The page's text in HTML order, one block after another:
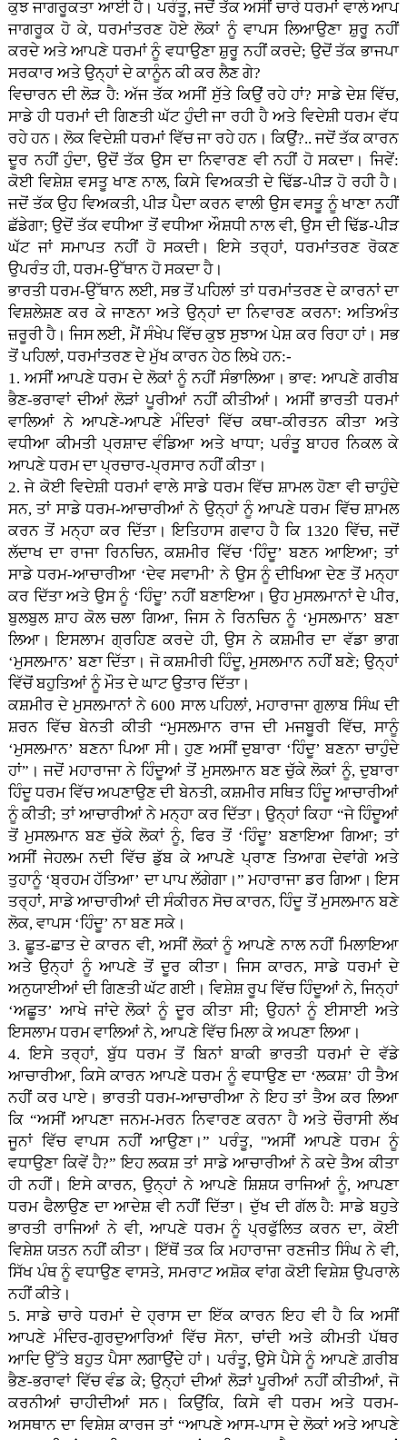
ਕੁਝ ਜਾਗਰੂਕਤਾ ਆਈ ਹੈ। ਪਰੰਤੂ, ਜਦੋਂ ਤੱਕ ਅਸੀਂ ਚਾਰੇ ਧਰਮਾਂ ਵਾਲੇ ਆਪ
ਜਾਗਰੂਕ ਹੋ ਕੇ, ਧਰਮਾਂਤਰਣ ਹੋਏ ਲੋਕਾਂ ਨੂੰ ਵਾਪਸ ਲਿਆਉਣਾ ਸ਼ੁਰੂ ਨਹੀਂ
ਕਰਦੇ ਅਤੇ ਆਪਣੇ ਧਰਮਾਂ ਨੂੰ ਵਧਾਉਣਾ ਸ਼ੁਰੂ ਨਹੀਂ ਕਰਦੇ; ਉਦੋਂ ਤੱਕ ਭਾਜਪਾ
ਸਰਕਾਰ ਅਤੇ ਉਨ੍ਹਾਂ ਦੇ ਕਾਨੂੰਨ ਕੀ ਕਰ ਲੈਣ ਗੇ?
ਵਿਚਾਰਨ ਦੀ ਲੋੜ ਹੈ: ਅੱਜ ਤੱਕ ਅਸੀਂ ਸੁੱਤੇ ਕਿਉਂ ਰਹੇ ਹਾਂ? ਸਾਡੇ ਦੇਸ਼ ਵਿੱਚ,
ਸਾਡੇ ਹੀ ਧਰਮਾਂ ਦੀ ਗਿਣਤੀ ਘੱਟ ਹੁੰਦੀ ਜਾ ਰਹੀ ਹੈ ਅਤੇ ਵਿਦੇਸ਼ੀ ਧਰਮ ਵੱਧ
ਰਹੇ ਹਨ। ਲੋਕ ਵਿਦੇਸ਼ੀ ਧਰਮਾਂ ਵਿੱਚ ਜਾ ਰਹੇ ਹਨ। ਕਿਉਂ?.. ਜਦੋਂ ਤੱਕ ਕਾਰਨ
ਦੂਰ ਨਹੀਂ ਹੁੰਦਾ, ਉਦੋਂ ਤੱਕ ਉਸ ਦਾ ਨਿਵਾਰਣ ਵੀ ਨਹੀਂ ਹੋ ਸਕਦਾ। ਜਿਵੇਂ:
ਕੋਈ ਵਿਸ਼ੇਸ਼ ਵਸਤੂ ਖਾਣ ਨਾਲ, ਕਿਸੇ ਵਿਅਕਤੀ ਦੇ ਢਿੱਡ-ਪੀੜ ਹੋ ਰਹੀ ਹੈ।
ਜਦੋਂ ਤੱਕ ਉਹ ਵਿਅਕਤੀ, ਪੀੜ ਪੈਦਾ ਕਰਨ ਵਾਲੀ ਉਸ ਵਸਤੂ ਨੂੰ ਖਾਣਾ ਨਹੀਂ
ਛੱਡੇਗਾ; ਉਦੋਂ ਤੱਕ ਵਧੀਆ ਤੋਂ ਵਧੀਆ ਔਸ਼ਧੀ ਨਾਲ ਵੀ, ਉਸ ਦੀ ਢਿੱਡ-ਪੀੜ
ਘੱਟ ਜਾਂ ਸਮਾਪਤ ਨਹੀਂ ਹੋ ਸਕਦੀ। ਇਸੇ ਤਰ੍ਹਾਂ, ਧਰਮਾਂਤਰਣ ਰੋਕਣ
ਉਪਰੰਤ ਹੀ, ਧਰਮ-ਉੱਥਾਨ ਹੋ ਸਕਦਾ ਹੈ।
ਭਾਰਤੀ ਧਰਮ-ਉੱਥਾਨ ਲਈ, ਸਭ ਤੋਂ ਪਹਿਲਾਂ ਤਾਂ ਧਰਮਾਂਤਰਣ ਦੇ ਕਾਰਨਾਂ ਦਾ
ਵਿਸ਼ਲੇਸ਼ਣ ਕਰ ਕੇ ਜਾਣਨਾ ਅਤੇ ਉਨ੍ਹਾਂ ਦਾ ਨਿਵਾਰਣ ਕਰਨਾ: ਅਤਿਅੰਤ
ਜ਼ਰੂਰੀ ਹੈ। ਜਿਸ ਲਈ, ਮੈਂ ਸੰਖੇਪ ਵਿੱਚ ਕੁਝ ਸੁਝਾਅ ਪੇਸ਼ ਕਰ ਰਿਹਾ ਹਾਂ। ਸਭ
ਤੋਂ ਪਹਿਲਾਂ, ਧਰਮਾਂਤਰਣ ਦੇ ਮੁੱਖ ਕਾਰਨ ਹੇਠ ਲਿਖੇ ਹਨ:-
1. ਅਸੀਂ ਆਪਣੇ ਧਰਮ ਦੇ ਲੋਕਾਂ ਨੂੰ ਨਹੀਂ ਸੰਭਾਲਿਆ। ਭਾਵ: ਆਪਣੇ ਗਰੀਬ
ਭੈਣ-ਭਰਾਵਾਂ ਦੀਆਂ ਲੋੜਾਂ ਪੂਰੀਆਂ ਨਹੀਂ ਕੀਤੀਆਂ। ਅਸੀਂ ਭਾਰਤੀ ਧਰਮਾਂ
ਵਾਲਿਆਂ ਨੇ ਆਪਣੇ-ਆਪਣੇ ਮੰਦਿਰਾਂ ਵਿੱਚ ਕਥਾ-ਕੀਰਤਨ ਕੀਤਾ ਅਤੇ
ਵਧੀਆ ਕੀਮਤੀ ਪ੍ਰਸ਼ਾਦ ਵੰਡਿਆ ਅਤੇ ਖਾਧਾ; ਪਰੰਤੂ ਬਾਹਰ ਨਿਕਲ ਕੇ
ਆਪਣੇ ਧਰਮ ਦਾ ਪ੍ਰਚਾਰ-ਪ੍ਰਸਾਰ ਨਹੀਂ ਕੀਤਾ।
2. ਜੇ ਕੋਈ ਵਿਦੇਸ਼ੀ ਧਰਮਾਂ ਵਾਲੇ ਸਾਡੇ ਧਰਮ ਵਿੱਚ ਸ਼ਾਮਲ ਹੋਣਾ ਵੀ ਚਾਹੁੰਦੇ
ਸਨ, ਤਾਂ ਸਾਡੇ ਧਰਮ-ਆਚਾਰੀਆਂ ਨੇ ਉਨ੍ਹਾਂ ਨੂੰ ਆਪਣੇ ਧਰਮ ਵਿੱਚ ਸ਼ਾਮਲ
ਕਰਨ ਤੋਂ ਮਨ੍ਹਾ ਕਰ ਦਿੱਤਾ। ਇਤਿਹਾਸ ਗਵਾਹ ਹੈ ਕਿ 1320 ਵਿੱਚ, ਜਦੋਂ
ਲੱਦਾਖ ਦਾ ਰਾਜਾ ਰਿਨਚਿਨ, ਕਸ਼ਮੀਰ ਵਿੱਚ ‘ਹਿੰਦੂ’ ਬਣਨ ਆਇਆ; ਤਾਂ
ਸਾਡੇ ਧਰਮ-ਆਚਾਰੀਆ ‘ਦੇਵ ਸਵਾਮੀ’ ਨੇ ਉਸ ਨੂੰ ਦੀਖਿਆ ਦੇਣ ਤੋਂ ਮਨ੍ਹਾ
ਕਰ ਦਿੱਤਾ ਅਤੇ ਉਸ ਨੂੰ ‘ਹਿੰਦੂ’ ਨਹੀਂ ਬਣਾਇਆ। ਉਹ ਮੁਸਲਮਾਨਾਂ ਦੇ ਪੀਰ,
ਬੁਲਬੁਲ ਸ਼ਾਹ ਕੋਲ ਚਲਾ ਗਿਆ, ਜਿਸ ਨੇ ਰਿਨਚਿਨ ਨੂੰ ‘ਮੁਸਲਮਾਨ’ ਬਣਾ
ਲਿਆ। ਇਸਲਾਮ ਗ੍ਰਹਿਣ ਕਰਦੇ ਹੀ, ਉਸ ਨੇ ਕਸ਼ਮੀਰ ਦਾ ਵੱਡਾ ਭਾਗ
‘ਮੁਸਲਮਾਨ’ ਬਣਾ ਦਿੱਤਾ। ਜੋ ਕਸ਼ਮੀਰੀ ਹਿੰਦੂ, ਮੁਸਲਮਾਨ ਨਹੀਂ ਬਣੇ; ਉਨ੍ਹਾਂ
ਵਿੱਚੋਂ ਬਹੁਤਿਆਂ ਨੂੰ ਮੌਤ ਦੇ ਘਾਟ ਉਤਾਰ ਦਿੱਤਾ।
ਕਸ਼ਮੀਰ ਦੇ ਮੁਸਲਮਾਨਾਂ ਨੇ 600 ਸਾਲ ਪਹਿਲਾਂ, ਮਹਾਰਾਜਾ ਗੁਲਾਬ ਸਿੰਘ ਦੀ
ਸ਼ਰਨ ਵਿੱਚ ਬੇਨਤੀ ਕੀਤੀ “ਮੁਸਲਮਾਨ ਰਾਜ ਦੀ ਮਜਬੂਰੀ ਵਿੱਚ, ਸਾਨੂੰ
‘ਮੁਸਲਮਾਨ’ ਬਣਨਾ ਪਿਆ ਸੀ। ਹੁਣ ਅਸੀਂ ਦੁਬਾਰਾ ‘ਹਿੰਦੂ’ ਬਣਨਾ ਚਾਹੁੰਦੇ
ਹਾਂ”। ਜਦੋਂ ਮਹਾਰਾਜਾ ਨੇ ਹਿੰਦੂਆਂ ਤੋਂ ਮੁਸਲਮਾਨ ਬਣ ਚੁੱਕੇ ਲੋਕਾਂ ਨੂੰ, ਦੁਬਾਰਾ
ਹਿੰਦੂ ਧਰਮ ਵਿੱਚ ਅਪਣਾਉਣ ਦੀ ਬੇਨਤੀ, ਕਸ਼ਮੀਰ ਸਥਿਤ ਹਿੰਦੂ ਆਚਾਰੀਆਂ
ਨੂੰ ਕੀਤੀ; ਤਾਂ ਆਚਾਰੀਆਂ ਨੇ ਮਨ੍ਹਾ ਕਰ ਦਿੱਤਾ। ਉਨ੍ਹਾਂ ਕਿਹਾ “ਜੇ ਹਿੰਦੂਆਂ
ਤੋਂ ਮੁਸਲਮਾਨ ਬਣ ਚੁੱਕੇ ਲੋਕਾਂ ਨੂੰ, ਫਿਰ ਤੋਂ ‘ਹਿੰਦੂ’ ਬਣਾਇਆ ਗਿਆ; ਤਾਂ
ਅਸੀਂ ਜੇਹਲਮ ਨਦੀ ਵਿੱਚ ਡੁੱਬ ਕੇ ਆਪਣੇ ਪ੍ਰਾਣ ਤਿਆਗ ਦੇਵਾਂਗੇ ਅਤੇ
ਤੁਹਾਨੂੰ ‘ਬ੍ਰਹਮ ਹੱਤਿਆ’ ਦਾ ਪਾਪ ਲੱਗੇਗਾ।” ਮਹਾਰਾਜਾ ਡਰ ਗਿਆ। ਇਸ
ਤਰ੍ਹਾਂ, ਸਾਡੇ ਆਚਾਰੀਆਂ ਦੀ ਸੰਕੀਰਨ ਸੋਚ ਕਾਰਨ, ਹਿੰਦੂ ਤੋਂ ਮੁਸਲਮਾਨ ਬਣੇ
ਲੋਕ, ਵਾਪਸ ‘ਹਿੰਦੂ’ ਨਾ ਬਣ ਸਕੇ।
3. ਛੂਤ-ਛਾਤ ਦੇ ਕਾਰਨ ਵੀ, ਅਸੀਂ ਲੋਕਾਂ ਨੂੰ ਆਪਣੇ ਨਾਲ ਨਹੀਂ ਮਿਲਾਇਆ
ਅਤੇ ਉਨ੍ਹਾਂ ਨੂੰ ਆਪਣੇ ਤੋਂ ਦੂਰ ਕੀਤਾ। ਜਿਸ ਕਾਰਨ, ਸਾਡੇ ਧਰਮਾਂ ਦੇ
ਅਨੁਯਾਈਆਂ ਦੀ ਗਿਣਤੀ ਘੱਟ ਗਈ। ਵਿਸ਼ੇਸ਼ ਰੂਪ ਵਿੱਚ ਹਿੰਦੂਆਂ ਨੇ, ਜਿਨ੍ਹਾਂ
‘ਅਛੂਤ’ ਆਖੇ ਜਾਂਦੇ ਲੋਕਾਂ ਨੂੰ ਦੂਰ ਕੀਤਾ ਸੀ; ਉਹਨਾਂ ਨੂੰ ਈਸਾਈ ਅਤੇ
ਇਸਲਾਮ ਧਰਮ ਵਾਲਿਆਂ ਨੇ, ਆਪਣੇ ਵਿੱਚ ਮਿਲਾ ਕੇ ਅਪਣਾ ਲਿਆ।
4. ਇਸੇ ਤਰ੍ਹਾਂ, ਬੁੱਧ ਧਰਮ ਤੋਂ ਬਿਨਾਂ ਬਾਕੀ ਭਾਰਤੀ ਧਰਮਾਂ ਦੇ ਵੱਡੇ
ਆਚਾਰੀਆ, ਕਿਸੇ ਕਾਰਨ ਆਪਣੇ ਧਰਮ ਨੂੰ ਵਧਾਉਣ ਦਾ ‘ਲਕਸ਼’ ਹੀ ਤੈਅ
ਨਹੀਂ ਕਰ ਪਾਏ। ਭਾਰਤੀ ਧਰਮ-ਆਚਾਰੀਆ ਨੇ ਇਹ ਤਾਂ ਤੈਅ ਕਰ ਲਿਆ
ਕਿ “ਅਸੀਂ ਆਪਣਾ ਜਨਮ-ਮਰਨ ਨਿਵਾਰਣ ਕਰਨਾ ਹੈ ਅਤੇ ਚੌਰਾਸੀ ਲੱਖ
ਜੂਨਾਂ ਵਿੱਚ ਵਾਪਸ ਨਹੀਂ ਆਉਣਾ।” ਪਰੰਤੂ, "ਅਸੀਂ ਆਪਣੇ ਧਰਮ ਨੂੰ
ਵਧਾਉਣਾ ਕਿਵੇਂ ਹੈ?” ਇਹ ਲਕਸ਼ ਤਾਂ ਸਾਡੇ ਆਚਾਰੀਆਂ ਨੇ ਕਦੇ ਤੈਅ ਕੀਤਾ
ਹੀ ਨਹੀਂ। ਇਸੇ ਕਾਰਨ, ਉਨ੍ਹਾਂ ਨੇ ਆਪਣੇ ਸ਼ਿਸ਼ਯ ਰਾਜਿਆਂ ਨੂੰ, ਆਪਣਾ
ਧਰਮ ਫੈਲਾਉਣ ਦਾ ਆਦੇਸ਼ ਵੀ ਨਹੀਂ ਦਿੱਤਾ। ਦੁੱਖ ਦੀ ਗੱਲ ਹੈ: ਸਾਡੇ ਬਹੁਤੇ
ਭਾਰਤੀ ਰਾਜਿਆਂ ਨੇ ਵੀ, ਆਪਣੇ ਧਰਮ ਨੂੰ ਪ੍ਰਫੁੱਲਿਤ ਕਰਨ ਦਾ, ਕੋਈ
ਵਿਸ਼ੇਸ਼ ਯਤਨ ਨਹੀਂ ਕੀਤਾ। ਇੱਥੋਂ ਤਕ ਕਿ ਮਹਾਰਾਜਾ ਰਣਜੀਤ ਸਿੰਘ ਨੇ ਵੀ,
ਸਿੱਖ ਪੰਥ ਨੂੰ ਵਧਾਉਣ ਵਾਸਤੇ, ਸਮਰਾਟ ਅਸ਼ੋਕ ਵਾਂਗ ਕੋਈ ਵਿਸ਼ੇਸ਼ ਉਪਰਾਲੇ
ਨਹੀਂ ਕੀਤੇ।
5. ਸਾਡੇ ਚਾਰੇ ਧਰਮਾਂ ਦੇ ਹ੍ਰਾਸ ਦਾ ਇੱਕ ਕਾਰਨ ਇਹ ਵੀ ਹੈ ਕਿ ਅਸੀਂ
ਆਪਣੇ ਮੰਦਿਰ-ਗੁਰਦੁਆਰਿਆਂ ਵਿੱਚ ਸੋਨਾ, ਚਾਂਦੀ ਅਤੇ ਕੀਮਤੀ ਪੱਥਰ
ਆਦਿ ਉੱਤੇ ਬਹੁਤ ਪੈਸਾ ਲਗਾਉਂਦੇ ਹਾਂ। ਪਰੰਤੂ, ਉਸੇ ਪੈਸੇ ਨੂੰ ਆਪਣੇ ਗ਼ਰੀਬ
ਭੈਣ-ਭਰਾਵਾਂ ਵਿੱਚ ਵੰਡ ਕੇ; ਉਨ੍ਹਾਂ ਦੀਆਂ ਲੋੜਾਂ ਪੂਰੀਆਂ ਨਹੀਂ ਕੀਤੀਆਂ, ਜੋ
ਕਰਨੀਆਂ ਚਾਹੀਦੀਆਂ ਸਨ। ਕਿਉਂਕਿ, ਕਿਸੇ ਵੀ ਧਰਮ ਅਤੇ ਧਰਮ-
ਅਸਥਾਨ ਦਾ ਵਿਸ਼ੇਸ਼ ਕਾਰਜ ਤਾਂ “ਆਪਣੇ ਆਸ-ਪਾਸ ਦੇ ਲੋਕਾਂ ਅਤੇ ਆਪਣੇ